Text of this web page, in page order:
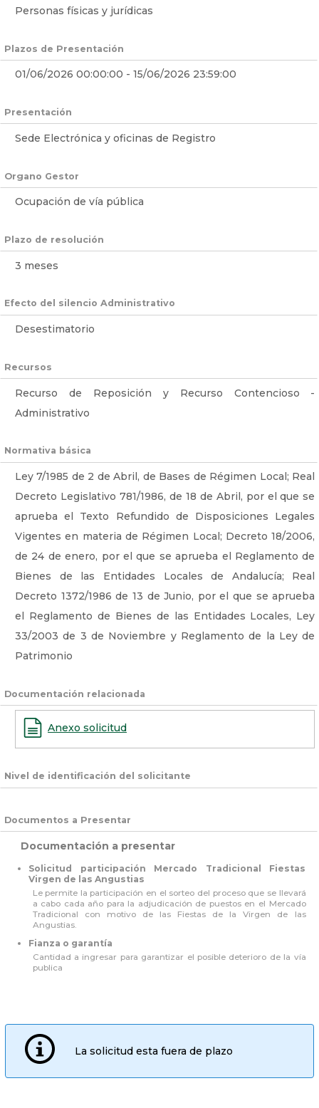
Personas físicas y jurídicas
Plazos de Presentación
01/06/2026 00:00:00 - 15/06/2026 23:59:00
Presentación
Sede Electrónica y oficinas de Registro
Organo Gestor
Ocupación de vía pública
Plazo de resolución
3 meses
Efecto del silencio Administrativo
Desestimatorio
Recursos
Recurso de Reposición y Recurso Contencioso -
Administrativo
Normativa básica
Ley 7/1985 de 2 de Abril, de Bases de Régimen Local; Real
Decreto Legislativo 781/1986, de 18 de Abril, por el que se
aprueba el Texto Refundido de Disposiciones Legales
Vigentes en materia de Régimen Local; Decreto 18/2006,
de 24 de enero, por el que se aprueba el Reglamento de
Bienes de las Entidades Locales de Andalucía; Real
Decreto 1372/1986 de 13 de Junio, por el que se aprueba
el Reglamento de Bienes de las Entidades Locales, Ley
33/2003 de 3 de Noviembre y Reglamento de la Ley de
Patrimonio
Documentación relacionada
Anexo solicitud
Nivel de identificación del solicitante
Documentos a Presentar
Documentación a presentar
Solicitud participación Mercado Tradicional Fiestas
Virgen de las Angustias
Le permite la participación en el sorteo del proceso que se llevará
a cabo cada año para la adjudicación de puestos en el Mercado
Tradicional con motivo de las Fiestas de la Virgen de las
Angustias.
Fianza o garantía
Cantidad a ingresar para garantizar el posible deterioro de la vía
publica
La solicitud esta fuera de plazo